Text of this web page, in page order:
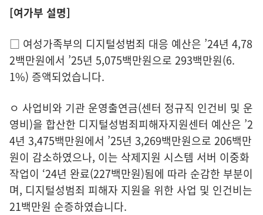
[여가부 설명]
□ 여성가족부의 디지털성범죄 대응 예산은 ’24년 4,78
2백만원에서 ’25년 5,075백만원으로 293백만원(6.
1%) 증액되었습니다.
ㅇ 사업비와 기관 운영출연금(센터 정규직 인건비 및 운
영비)을 합산한 디지털성범죄피해자지원센터 예산은 ’2
4년 3,475백만원에서 ’25년 3,269백만원으로 206백만
원이 감소하였으나, 이는 삭제지원 시스템 서버 이중화
작업이 ‘24년 완료(227백만원)됨에 따라 순감한 부분이
며, 디지털성범죄 피해자 지원을 위한 사업 및 인건비는
21백만원 순증하였습니다.